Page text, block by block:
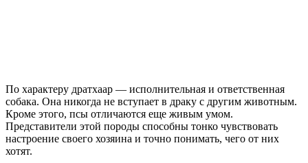
По характеру дратхаар — исполнительная и ответственная
собака. Она никогда не вступает в драку с другим животным.
Кроме этого, псы отличаются еще живым умом.
Представители этой породы способны тонко чувствовать
настроение своего хозяина и точно понимать, чего от них
хотят.